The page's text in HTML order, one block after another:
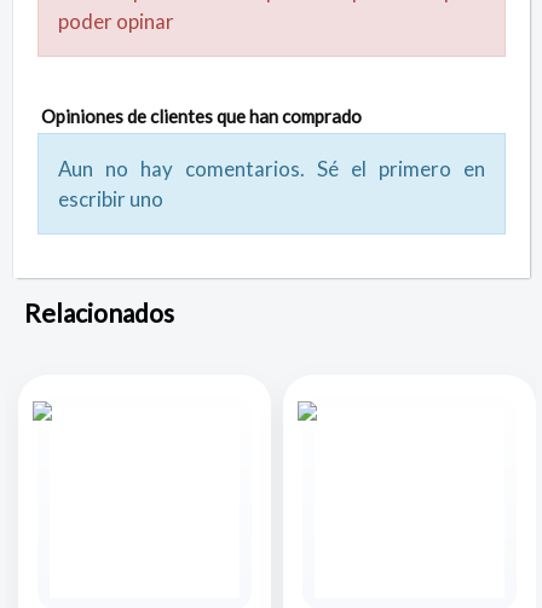
poder opinar
Opiniones de clientes que han comprado
Aun no hay comentarios. Sé el primero en
escribir uno
Relacionados